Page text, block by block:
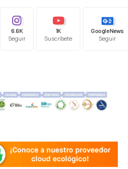
6.6K
Seguir
1K
Suscríbete
Google News
Seguir